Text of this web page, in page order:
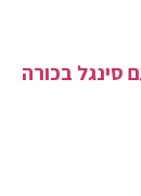
סינגל בכורה